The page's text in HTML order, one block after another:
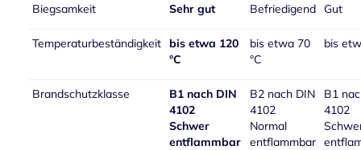
Biegsamkeit Sehr gut Befriedigend Gut
Temperaturbeständigkeit
bis etwa 120
°C
bis etwa 70
°C
bis
Brandschutzklasse
B1 nach DIN
4102
Schwer
entflammbar
B2 nach DIN
4102
Normal
entflammbar
B1
4102